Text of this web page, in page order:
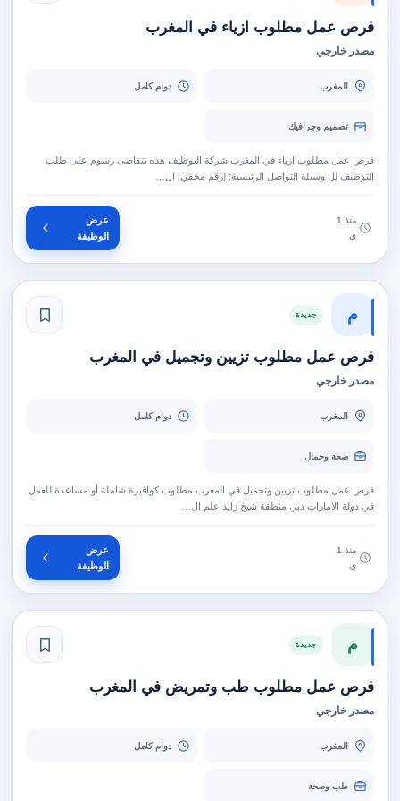
فرص عمل مطلوب ازياء في المغرب
مصدر خارجي
المغرب دوام كامل
تصميم وجرافيك
فرص عمل مطلوب ازياء في المغرب شركة التوظيف هذه تتقاضى رسوم على طلب
التوظيف لل وسيلة التواصل الرئيسية: [رقم مخفي] ال…
منذ 1
ي
عرض
الوظيفة
م جديدة
فرص عمل مطلوب تزيين وتجميل في المغرب
مصدر خارجي
المغرب دوام كامل
صحة وجمال
فرص عمل مطلوب تزيين وتجميل في المغرب مطلوب كوافيرة شاملة أو مساعدة للعمل
في دولة الامارات دبي منطقة شيخ زايد علم ال…
منذ 1
ي
عرض
الوظيفة
م جديدة
فرص عمل مطلوب طب وتمريض في المغرب
مصدر خارجي
المغرب دوام كامل
طب وصحة